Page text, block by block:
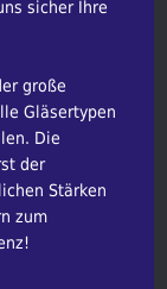
sicher Ihre
große
Gläsertypen
Die
der
Stärken
zum